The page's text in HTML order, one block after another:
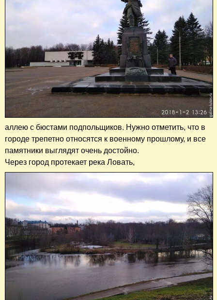
аллею с бюстами подпольщиков. Нужно отметить, что в
городе трепетно относятся к военному прошлому, и все
памятники выглядят очень достойно.
Через город протекает река Ловать,